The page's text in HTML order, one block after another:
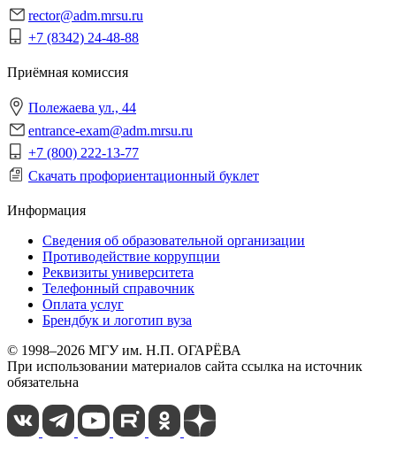
rector@adm.mrsu.ru
+7 (8342) 24-48-88
Приёмная комиссия
Полежаева ул., 44
entrance-exam@adm.mrsu.ru
+7 (800) 222-13-77
Скачать профориентационный буклет
Информация
Сведения об образовательной организации
Противодействие коррупции
Реквизиты университета
Телефонный справочник
Оплата услуг
Брендбук и логотип вуза
© 1998–2026 МГУ им. Н.П. ОГАРЁВА
При использовании материалов сайта ссылка на источник
обязательна